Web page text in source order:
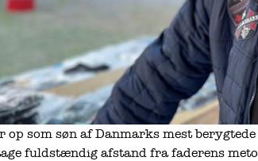
op som søn af Danmarks mest
fuldstændig afstand fra faderens